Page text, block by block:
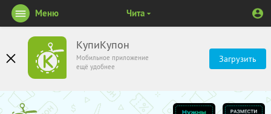
КупиКупон
Мобильное приложение
ещё удобнее
Загрузить
Меню Чита